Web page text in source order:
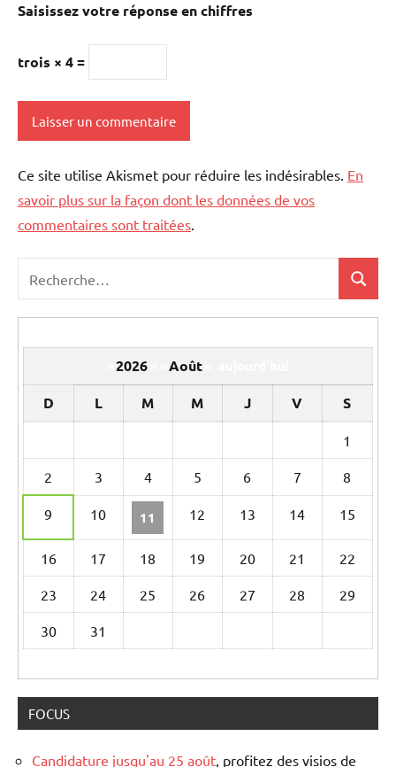
Saisissez votre réponse en chiffres
trois × 4 =
Ce site utilise Akismet pour réduire les indésirables. En
savoir plus sur la façon dont les données de vos
commentaires sont traitées.
pour
:
calendrier
d’évènements
2026 Août
D L M M J V S
1
2 3 4 5 6 7 8
9 10 11 12 13 14 15
16 17 18 19 20 21 22
23 24 25 26 27 28 29
30 31
FOCUS
Candidature jusqu'au 25 août , profitez des visios de